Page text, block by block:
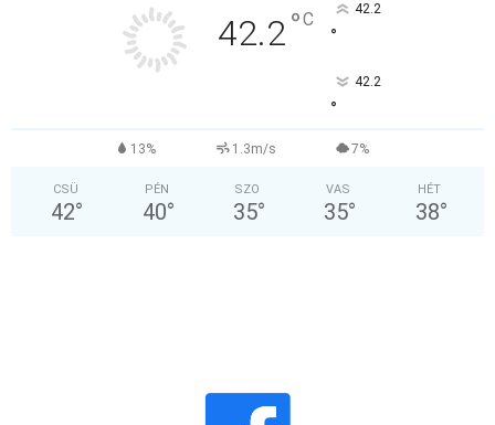
42.2°C 42.2
°
42.2
°
13% 1.3m/s 7%
CSÜ
42°
PÉN
40°
SZO
35°
VAS
35°
HÉT
38°